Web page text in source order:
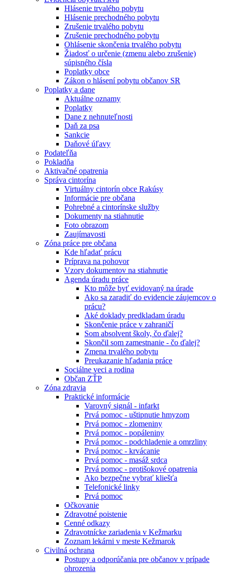
Hlásenie trvalého pobytu
Hlásenie prechodného pobytu
Zrušenie trvalého pobytu
Zrušenie prechodného pobytu
Ohlásenie skončenia trvalého pobytu
Žiadosť o určenie (zmenu alebo zrušenie)
súpisného čísla
Poplatky obce
Zákon o hlásení pobytu občanov SR
Poplatky a dane
Aktuálne oznamy
Poplatky
Dane z nehnuteľnosti
Daň za psa
Sankcie
Daňové úľavy
Podateľňa
Pokladňa
Aktivačné opatrenia
Správa cintorína
Virtuálny cintorín obce Rakúsy
Informácie pre občana
Pohrebné a cintorínske služby
Dokumenty na stiahnutie
Foto obrazom
Zaujímavosti
Zóna práce pre občana
Kde hľadať prácu
Príprava na pohovor
Vzory dokumentov na stiahnutie
Agenda úradu práce
Kto môže byť evidovaný na úrade
Ako sa zaradiť do evidencie záujemcov o
prácu?
Aké doklady predkladam úradu
Skončenie práce v zahraničí
Som absolvent školy, čo ďalej?
Skončil som zamestnanie - čo ďalej?
Zmena trvalého pobytu
Preukazanie hľadania práce
Sociálne veci a rodina
Občan ZŤP
Zóna zdravia
Praktické informácie
Varovný signál - infarkt
Prvá pomoc - uštipnutie hmyzom
Prvá pomoc - zlomeniny
Prvá pomoc - popáleniny
Prvá pomoc - podchladenie a omrzliny
Prvá pomoc - krvácanie
Prvá pomoc - masáž srdca
Prvá pomoc - protišokové opatrenia
Ako bezpečne vybrať kliešťa
Telefonické linky
Prvá pomoc
Očkovanie
Zdravotné poistenie
Cenné odkazy
Zdravotnícke zariadenia v Kežmarku
Zoznam lekárni v meste Kežmarok
Civilná ochrana
Postupy a odporúčania pre občanov v prípade
ohrozenia